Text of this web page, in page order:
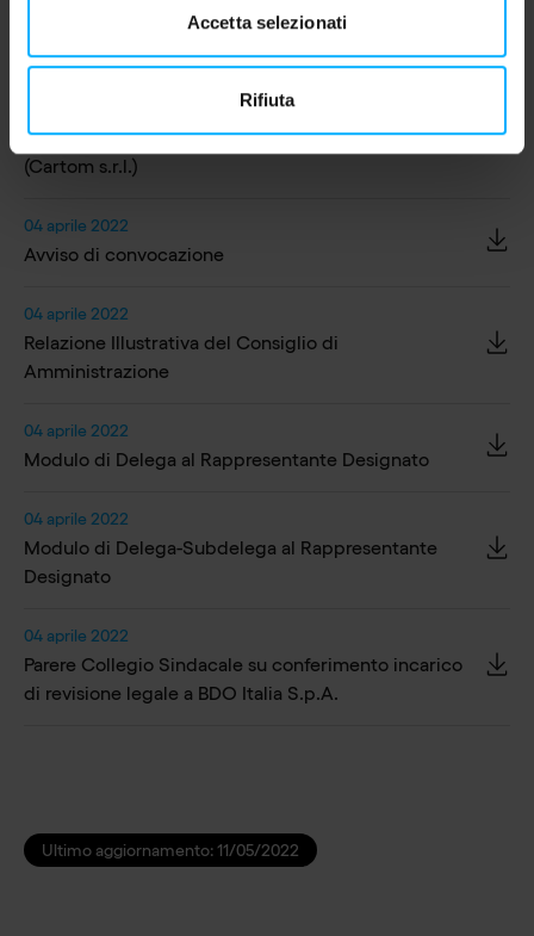
Accetta selezionati
Rifiuta
Amministrazione (Innovative-RFK S.p.A. e Paolo
Pescetto)
Lista n.1 per la nomina del Collegio Sindacale
(Cartom s.r.l.)
04 aprile 2022
Avviso di convocazione
04 aprile 2022
Relazione Illustrativa del Consiglio di
Amministrazione
04 aprile 2022
Modulo di Delega al Rappresentante Designato
04 aprile 2022
Modulo di Delega-Subdelega al Rappresentante
Designato
04 aprile 2022
Parere Collegio Sindacale su conferimento incarico
di revisione legale a BDO Italia S.p.A.
Ultimo aggiornamento:11/05/2022